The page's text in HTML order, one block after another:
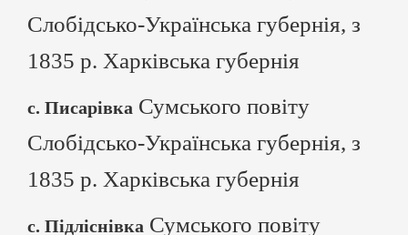
Слобідсько-Українська губернія, з
1835 р. Харківська губернія
с. Писарівка Сумського повіту
Слобідсько-Українська губернія, з
1835 р. Харківська губернія
с. Підліснівка Сумського повіту